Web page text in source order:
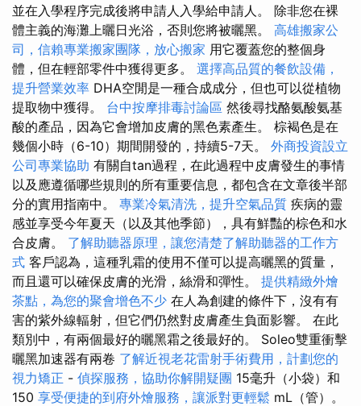
並在入學程序完成後將申請人入學給申請人。 除非您在裸
體主義的海灘上曬日光浴，否則您將被曬黑。 高雄搬家公
司，信賴專業搬家團隊，放心搬家 用它覆蓋您的整個身
體，但在輕部零件中獲得更多。 選擇高品質的餐飲設備，
提升營業效率 DHA空閒是一種合成成分，但也可以從植物
提取物中獲得。 台中按摩排毒討論區 然後尋找酪氨酸氨基
酸的產品，因為它會增加皮膚的黑色素產生。 棕褐色是在
幾個小時（6-10）期間開發的，持續5-7天。 外商投資設立
公司專業協助 有關自tan過程，在此過程中皮膚發生的事情
以及應遵循哪些規則的所有重要信息，都包含在文章後半部
分的實用指南中。 專業冷氣清洗，提升空氣品質 疾病的靈
感並享受今年夏天（以及其他季節），具有鮮豔的棕色和水
合皮膚。 了解助聽器原理，讓您清楚了解助聽器的工作方
式 客戶認為，這種乳霜的使用不僅可以提高曬黑的質量，
而且還可以確保皮膚的光滑，絲滑和彈性。 提供精緻外燴
茶點，為您的聚會增色不少 在人為創建的條件下，沒有有
害的紫外線輻射，但它們仍然對皮膚產生負面影響。 在此
類別中，有兩個最好的曬黑霜之後最好的。 Soleo雙重衝擊
曬黑加速器有兩卷 了解近視老花雷射手術費用，計劃您的
視力矯正 - 偵探服務，協助你解開疑團 15毫升（小袋）和
150 享受便捷的到府外燴服務，讓派對更輕鬆 mL（管）。